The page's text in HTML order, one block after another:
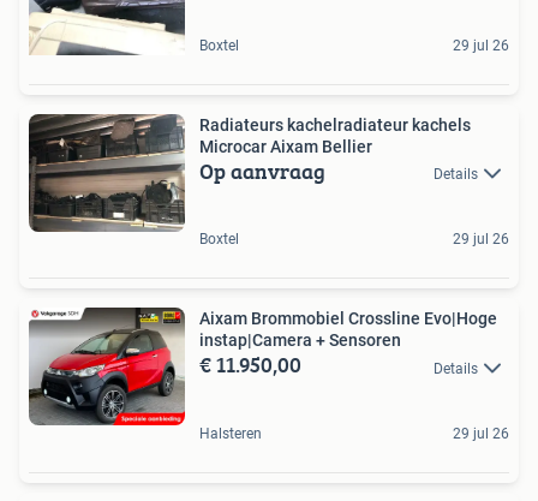
Boxtel 29 jul 26
Radiateurs kachelradiateur kachels
Microcar Aixam Bellier
Op aanvraag Details
Boxtel 29 jul 26
Aixam Brommobiel Crossline Evo|Hoge
instap|Camera + Sensoren
€ 11.950,00 Details
Halsteren 29 jul 26